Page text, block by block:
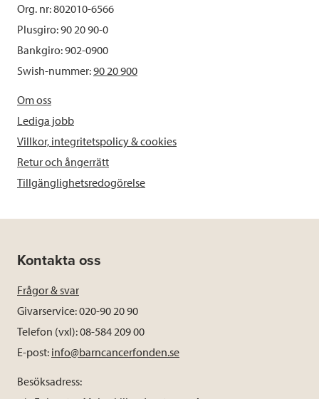
Org. nr: 802010-6566
Plusgiro: 90 20 90-0
Bankgiro: 902-0900
Swish-nummer:90 20 900
Om oss
Lediga jobb
Villkor, integritetspolicy & cookies
Retur och ångerrätt
Tillgänglighetsredogörelse
Kontakta oss
Frågor & svar
Givarservice: 020-90 20 90
Telefon (vxl): 08-584 209 00
E-post: info@barncancerfonden.se
Besöksadress: